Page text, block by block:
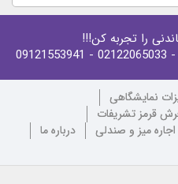
را تجربه کن!!!
- 02122065033
- 09121553941
نمایشگاهی
قرمز تشریفات
اجاره میز و صندلی
درباره ما